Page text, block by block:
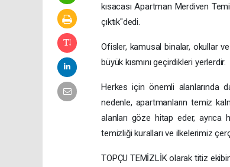
kısacası Apartman Merdiven
çıktık"dedi.
Ofisler, kamusal binalar, okullar
büyük kısmını geçirdikleri yerlerdir.
Herkes için önemli alanlarında
nedenle, apartmanların temiz
alanları göze hitap eder, ayrıca
temizliği kuralları ve ilkelerimiz
TOPÇU TEMİZLİK olarak titiz